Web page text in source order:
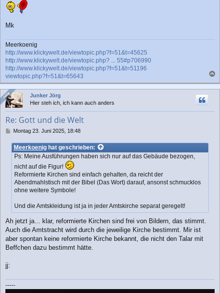
Mk
Meerkoenig
http://www.klickywelt.de/viewtopic.php?f=51&t=45625
http://www.klickywelt.de/viewtopic.php? ... 55#p706990
http://www.klickywelt.de/viewtopic.php?f=51&t=51196
viewtopic.php?f=51&t=65643
a
c
Junker Jörg
Hier steh ich, ich kann auch anders
Re: Gott und die Welt
B
i
t
Montag 23. Juni 2025, 18:48
Meerkoenighat geschrieben:
Ps: Meine Ausführungen haben sich nur auf das Gebäude bezogen,
nicht auf die Figur!
Reformierte Kirchen sind einfach gehalten, da reicht der
Abendmahlstisch mit der Bibel (Das Wort) darauf, ansonst schmucklos
ohne weitere Symbole!
Und die Amtskleidung ist ja in jeder Amtskirche separat geregelt!
Ah jetzt ja... klar, reformierte Kirchen sind frei von Bildern, das stimmt.
Auch die Amtstracht wird durch die jeweilige Kirche bestimmt. Mir ist
aber spontan keine reformierte Kirche bekannt, die nicht den Talar mit
Beffchen dazu bestimmt hätte.
jj:
-----
Online
Online